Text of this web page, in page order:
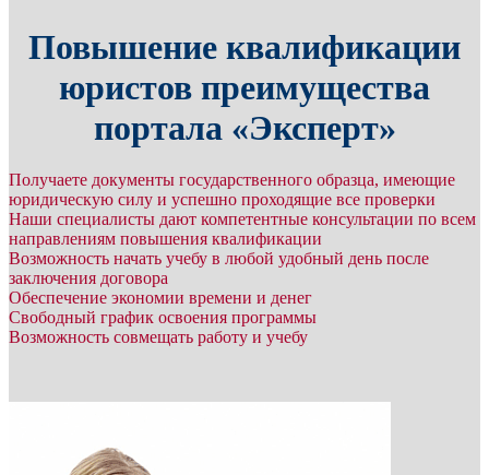
Повышение квалификации
юристов преимущества
портала «Эксперт»
Получаете документы государственного образца, имеющие
юридическую силу и успешно проходящие все проверки
Наши специалисты дают компетентные консультации по всем
направлениям повышения квалификации
Возможность начать учебу в любой удобный день после
заключения договора
Обеспечение экономии времени и денег
Свободный график освоения программы
Возможность совмещать работу и учебу